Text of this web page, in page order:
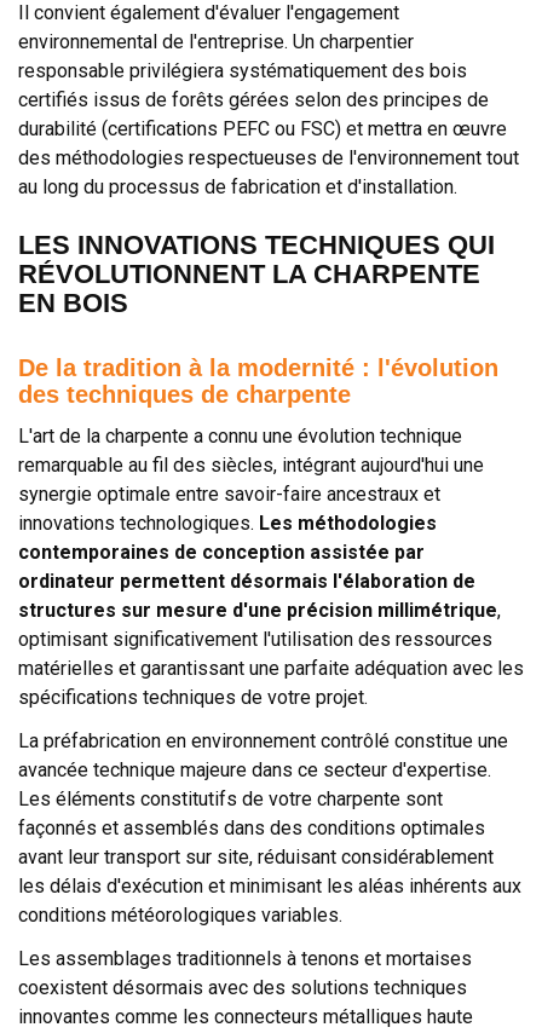
Il convient également d'évaluer l'engagement
environnemental de l'entreprise. Un charpentier
responsable privilégiera systématiquement des bois
certifiés issus de forêts gérées selon des principes de
durabilité (certifications PEFC ou FSC) et mettra en œuvre
des méthodologies respectueuses de l'environnement tout
au long du processus de fabrication et d'installation.
LES INNOVATIONS TECHNIQUES QUI
RÉVOLUTIONNENT LA CHARPENTE
EN BOIS
De la tradition à la modernité : l'évolution
des techniques de charpente
L'art de la charpente a connu une évolution technique
remarquable au fil des siècles, intégrant aujourd'hui une
synergie optimale entre savoir-faire ancestraux et
innovations technologiques. Les méthodologies
contemporaines de conception assistée par
ordinateur permettent désormais l'élaboration de
structures sur mesure d'une précision millimétrique,
optimisant significativement l'utilisation des ressources
matérielles et garantissant une parfaite adéquation avec les
spécifications techniques de votre projet.
La préfabrication en environnement contrôlé constitue une
avancée technique majeure dans ce secteur d'expertise.
Les éléments constitutifs de votre charpente sont
façonnés et assemblés dans des conditions optimales
avant leur transport sur site, réduisant considérablement
les délais d'exécution et minimisant les aléas inhérents aux
conditions météorologiques variables.
Les assemblages traditionnels à tenons et mortaises
coexistent désormais avec des solutions techniques
innovantes comme les connecteurs métalliques haute